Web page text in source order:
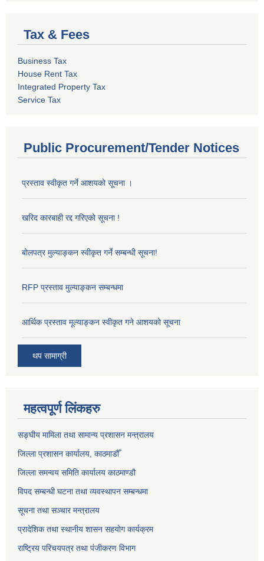
Tax & Fees
Business Tax
House Rent Tax
Integrated Property Tax
Service Tax
Public Procurement/Tender Notices
प्रस्ताव स्वीकृत गर्ने आशयको सूचना ।
खरिद कारबाही रद्द गरिएको सूचना !
बोलपत्र मुल्याङ्कन स्वीकृत गर्ने सम्बन्धी सूचना!
RFP प्रस्ताव मुल्याङ्कन सम्बन्धमा
आर्थिक प्रस्ताव मूल्याङ्कन स्वीकृत गने आशयको सूचना
थप सामाग्री
महत्वपूर्ण लिंकहरु
सङ्‍घीय मामिला तथा सामान्य प्रशासन मन्त्रालय
जिल्ला प्रशासन कार्यालय, काठमाडौँ
जिल्ला समन्वय समिति कार्यालय काठमाण्ड‌ौ
विपद सम्बन्धी घटना तथा व्यवस्थापन सम्बन्धमा
सूचना तथा सञ्चार मन्त्रालय
प्रादेशिक तथा स्थानीय शासन सहयोग कार्यक्रम
राष्ट्रिय परिचयपत्र तथा पंजीकरण विभाग